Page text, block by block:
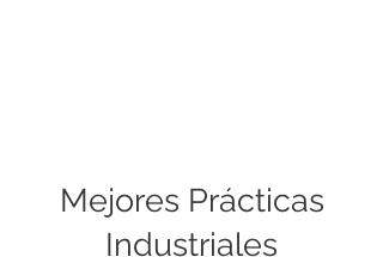
Mejores Prácticas
Industriales